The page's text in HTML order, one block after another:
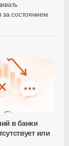
за состоянием
в банки
или